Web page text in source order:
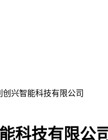
创兴智能科技有限公司
科技有限公